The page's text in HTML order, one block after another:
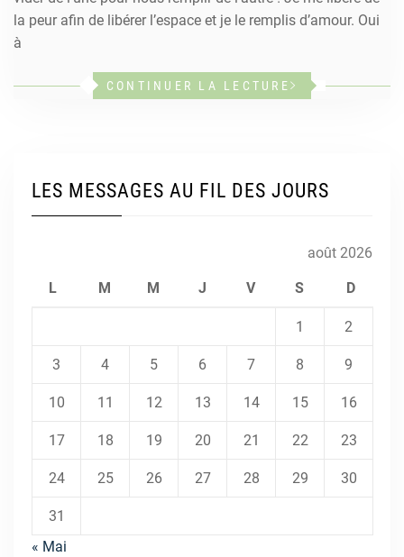
la peur afin de libérer l’espace et je le remplis d’amour. Oui
à
CONTINUER LA LECTURE
LES MESSAGES AU FIL DES JOURS
août 2026
L M M J V S D
1 2
3 4 5 6 7 8 9
10 11 12 13 14 15 16
17 18 19 20 21 22 23
24 25 26 27 28 29 30
31
« Mai